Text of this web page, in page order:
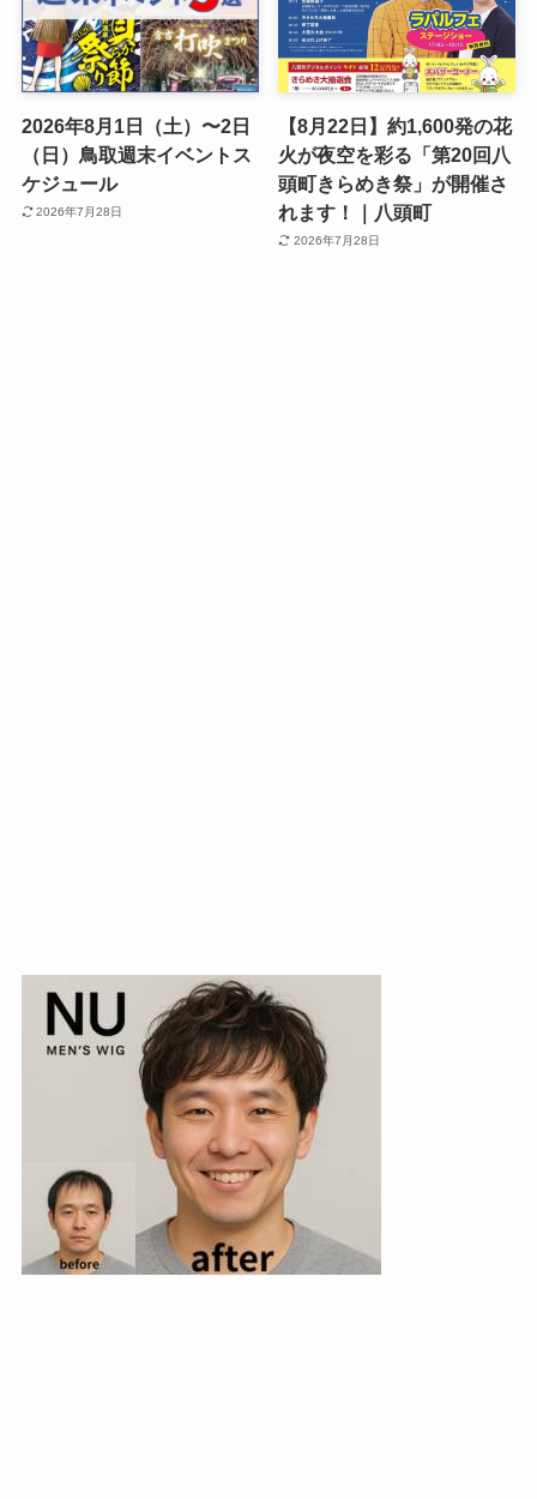
2026年8月1日（土）〜2日
（日）鳥取週末イベントス
ケジュール
2026年7月28日
【8月22日】約1,600発の花
火が夜空を彩る「第20回八
頭町きらめき祭」が開催さ
れます！｜八頭町
2026年7月28日